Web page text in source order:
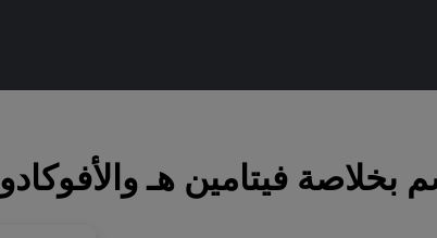
فيتامين هـ والأفوكادو